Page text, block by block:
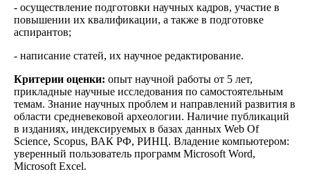
- осуществление подготовки научных кадров, участие в
повышении их квалификации, а также в подготовке
аспирантов;
- написание статей, их научное редактирование.
Критерии оценки: опыт научной работы от 5 лет,
прикладные научные исследования по самостоятельным
темам. Знание научных проблем и направлений развития в
области средневековой археологии. Наличие публикаций
в изданиях, индексируемых в базах данных Web Of
Science, Scopus, ВАК РФ, РИНЦ. Владение компьютером:
уверенный пользователь программ Microsoft Word,
Microsoft Excel.